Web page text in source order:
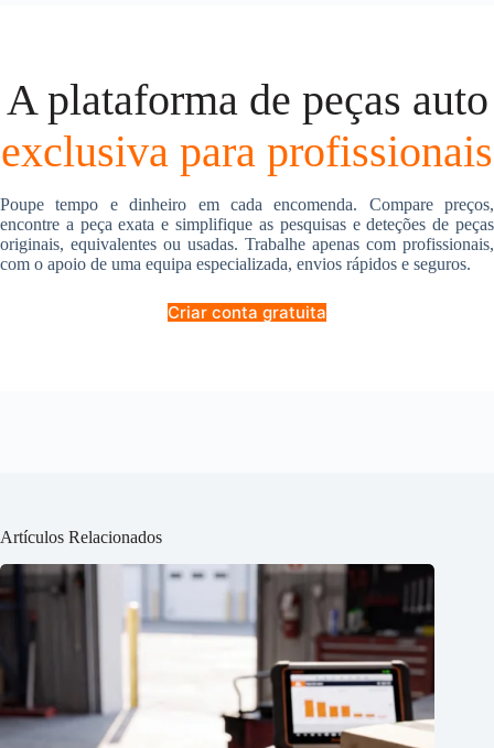
A plataforma de peças auto
exclusiva para profissionais
Poupe tempo e dinheiro em cada encomenda. Compare preços,
encontre a peça exata e simplifique as pesquisas e deteções de peças
originais, equivalentes ou usadas. Trabalhe apenas com profissionais,
com o apoio de uma equipa especializada, envios rápidos e seguros.
Criar conta gratuita
Artículos Relacionados